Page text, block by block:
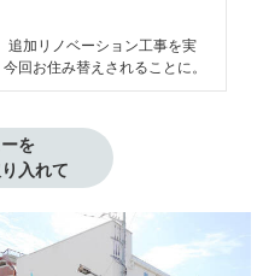
追加リノベーション工事を実
回お住み替えされることに。
を
入れて